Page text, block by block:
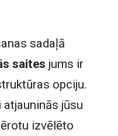
sadaļā
saites jums ir
opciju.
jūsu
izvēlēto